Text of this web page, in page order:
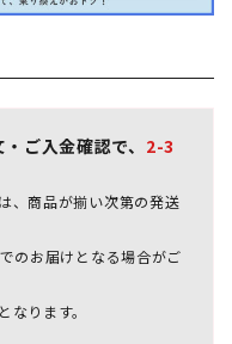
ご入金確認で、 2-3
、商品が揃い次第の発送
のお届けとなる場合がご
ります。